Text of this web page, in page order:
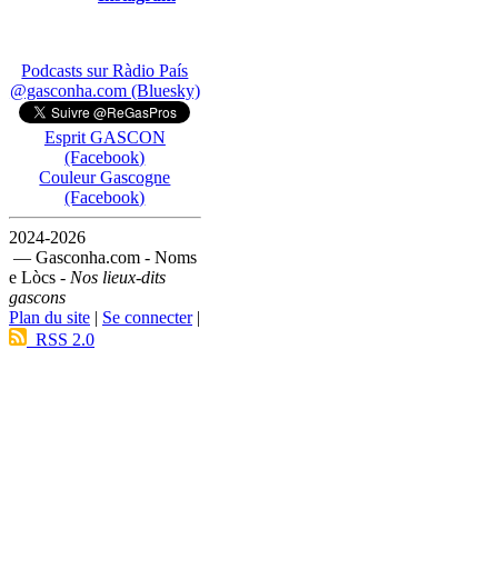
Podcasts sur Ràdio País
@gasconha.com (Bluesky)
Esprit GASCON
(Facebook)
Couleur Gascogne
(Facebook)
2024-2026
— Gasconha.com - Noms
e Lòcs - Nos lieux-dits
gascons
Plan du site | Se connecter|
RSS 2.0